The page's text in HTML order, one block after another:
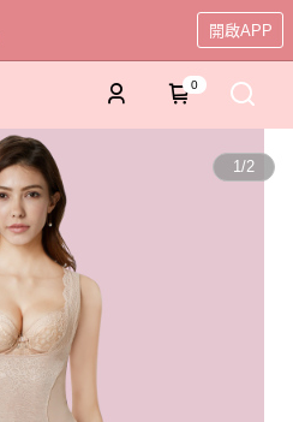
開啟APP
0
1/2